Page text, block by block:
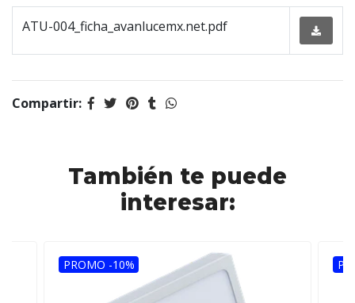
ATU-004_ficha_avanlucemx.net.pdf
Compartir:
También te puede
interesar:
PROMO -10%